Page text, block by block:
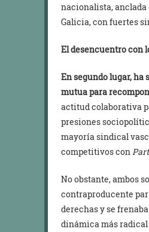
nacionalista,
Galicia, con fuertes
El desencuentro con
En segundo lugar,
mutua para
actitud colaborativa
presiones
mayoría sindical
competitivos con
No obstante, ambos
contraproducente
derechas y se
dinámica más radical